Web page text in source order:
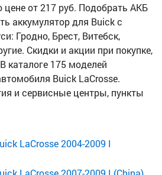
цене от 217 руб. Подобрать АКБ
аккумулятор для Buick с
Гродно, Брест, Витебск,
Скидки и акции при покупке,
каталоге 175 моделей
Buick LaCrosse.
и сервисные центры, пункты
LaCrosse 2004-2009 I